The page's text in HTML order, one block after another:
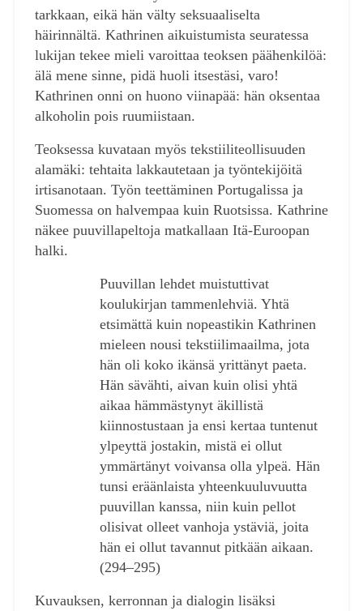
tarkkaan, eikä hän välty seksuaaliselta
häirinnältä. Kathrinen aikuistumista seuratessa
lukijan tekee mieli varoittaa teoksen päähenkilöä:
älä mene sinne, pidä huoli itsestäsi, varo!
Kathrinen onni on huono viinapää: hän oksentaa
alkoholin pois ruumiistaan.
Teoksessa kuvataan myös tekstiiliteollisuuden
alamäki: tehtaita lakkautetaan ja työntekijöitä
irtisanotaan. Työn teettäminen Portugalissa ja
Suomessa on halvempaa kuin Ruotsissa. Kathrine
näkee puuvillapeltoja matkallaan Itä-Euroopan
halki.
Puuvillan lehdet muistuttivat
koulukirjan tammenlehviä. Yhtä
etsimättä kuin nopeastikin Kathrinen
mieleen nousi tekstiilimaailma, jota
hän oli koko ikänsä yrittänyt paeta.
Hän sävähti, aivan kuin olisi yhtä
aikaa hämmästynyt äkillistä
kiinnostustaan ja ensi kertaa tuntenut
ylpeyttä jostakin, mistä ei ollut
ymmärtänyt voivansa olla ylpeä. Hän
tunsi eräänlaista yhteenkuuluvuutta
puuvillan kanssa, niin kuin pellot
olisivat olleet vanhoja ystäviä, joita
hän ei ollut tavannut pitkään aikaan.
(294‒295)
Kuvauksen, kerronnan ja dialogin lisäksi